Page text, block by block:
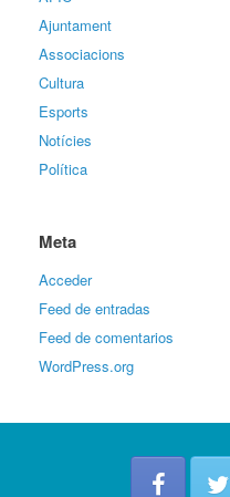
Ajuntament
Associacions
Cultura
Esports
Notícies
Política
Meta
Acceder
Feed de entradas
Feed de comentarios
WordPress.org